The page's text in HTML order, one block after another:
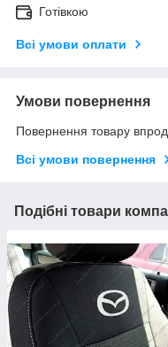
Готівкою
Всі умови оплати
Умови повернення
Повернення товару
Всі умови повернення
Подібні товари